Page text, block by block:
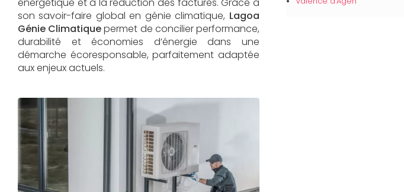
énergétique et à la réduction des factures. Grâce à
son savoir-faire global en génie climatique, Lagoa
Génie Climatiquepermet de concilier performance,
durabilité et économies d’énergie dans une
démarche écoresponsable, parfaitement adaptée
aux enjeux actuels.